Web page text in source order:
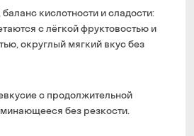
кислотности и сладости:
с лёгкой фруктовостью и
округлый мягкий вкус без
с продолжительной
без резкости.